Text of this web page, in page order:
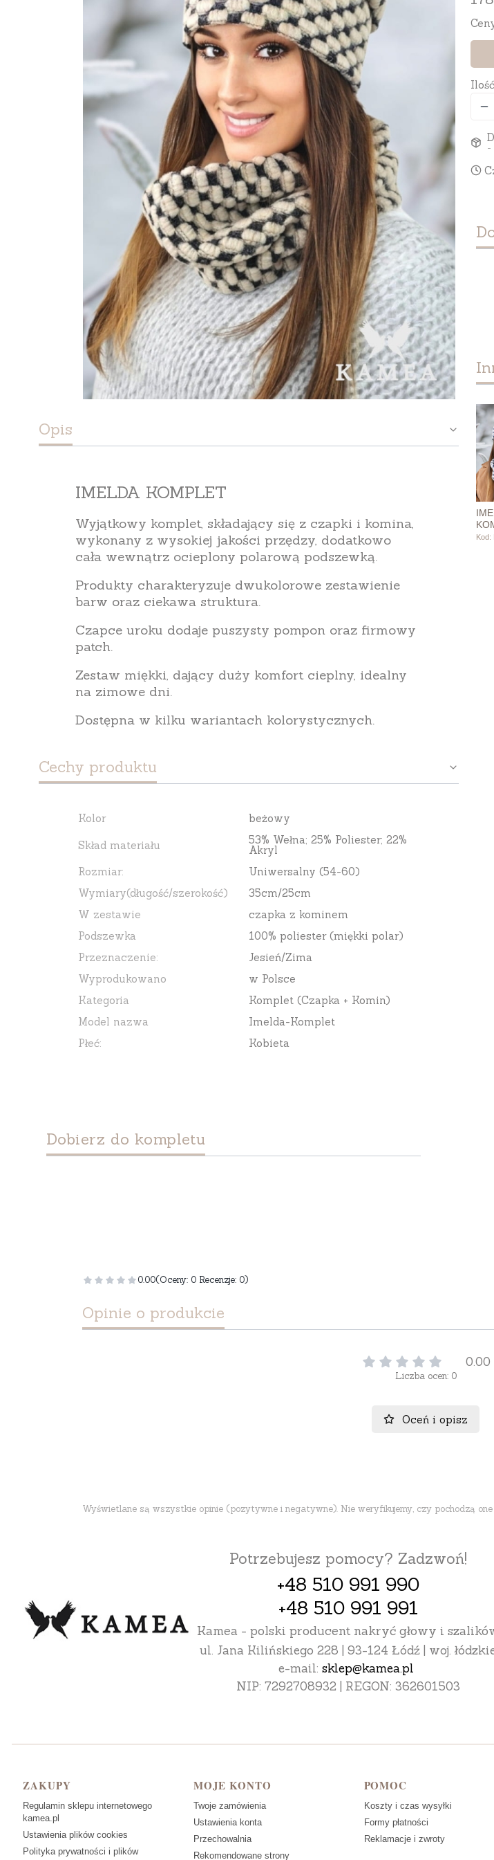
Opis
IMELDA KOMPLET
Wyjątkowy komplet, składający się z czapki i komina,
wykonany z wysokiej jakości przędzy, dodatkowo
cała wewnątrz ocieplony polarową podszewką.
Produkty charakteryzuje dwukolorowe zestawienie
barw oraz ciekawa struktura.
Czapce uroku dodaje puszysty pompon oraz firmowy
patch.
Zestaw miękki, dający duży komfort cieplny, idealny
na zimowe dni.
Dostępna w kilku wariantach kolorystycznych.
Cechy produktu
Kolor beżowy
Skład materiału 53% Wełna; 25% Poliester; 22%
Akryl
Rozmiar:
Uniwersalny (54-60)
Wymiary(długość/szerokość)
35cm/25cm
W zestawie
czapka z kominem
Podszewka
100% poliester (miękki polar)
Przeznaczenie:
Jesień/Zima
Wyprodukowano
w Polsce
Kategoria
Komplet (Czapka + Komin)
Model nazwa
Imelda-Komplet
Płeć:
Kobieta
Ilość
-
Kod:
Dobierz do kompletu
0.00(Oceny: 0 Recenzje: 0)
Opinie o produkcie
0.00
Liczba ocen: 0
Oceń i opisz
Wyświetlane są wszystkie opinie (pozytywne i negatywne). Nie weryfikujemy, czy pochodzą
Potrzebujesz pomocy? Zadzwoń!
+48 510 991 990
+48 510 991 991
Kamea - polski producent nakryć głowy i
ul. Jana Kilińskiego 228 | 93-124 Łódź | woj.
e-mail: sklep@kamea.pl
NIP: 7292708932 | REGON: 362601503
Linki w stopce
ZAKUPY
Regulamin sklepu internetowego
kamea.pl
Ustawienia plików cookies
Polityka prywatności i plików
MOJE KONTO
Twoje zamówienia
Ustawienia konta
Przechowalnia
Rekomendowane strony
POMOC
Koszty i czas wysyłki
Formy płatności
Reklamacje i zwroty